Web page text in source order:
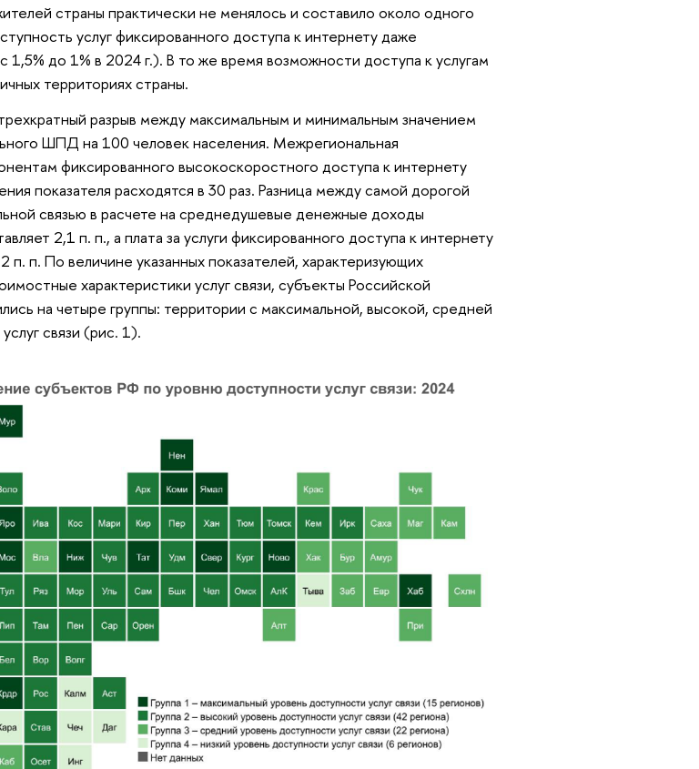
страны практически не менялось и составило около одного
услуг фиксированного доступа к интернету даже
1,5% до 1% в 2024 г.). В то же время возможности доступа к услугам
территориях страны.
разрыв между максимальным и минимальным значением
ШПД на 100 человек населения. Межрегиональная
фиксированного высокоскоростного доступа к интернету
показателя расходятся в 30 раз. Разница между самой дорогой
связью в расчете на среднедушевые денежные доходы
2,1 п. п., а плата за услуги фиксированного доступа к интернету
п. п. По величине указанных показателей, характеризующих
характеристики услуг связи, субъекты Российской
на четыре группы: территории с максимальной, высокой, средней
связи (рис. 1).